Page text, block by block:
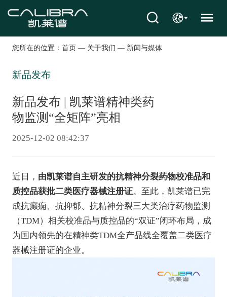
您所在的位置： 首页— 关于我们 — 新闻与媒体
新品发布
新品发布 | 凯莱谱精神类药
物监测“全矩阵”亮相
2025-12-02 08:42:37
近日， 由凯莱谱自主研发的抗精神分裂药物校准品和
质控品获批二类医疗器械注册证。至此，凯莱谱已完
成抗癫痫、抗抑郁、抗精神分裂三大类治疗药物监测
（TDM）相关校准品与质控品的“双证”闭环布局，成
为国内领先的在精神类TDM全产品线全覆盖二类医疗
器械注册证的企业。